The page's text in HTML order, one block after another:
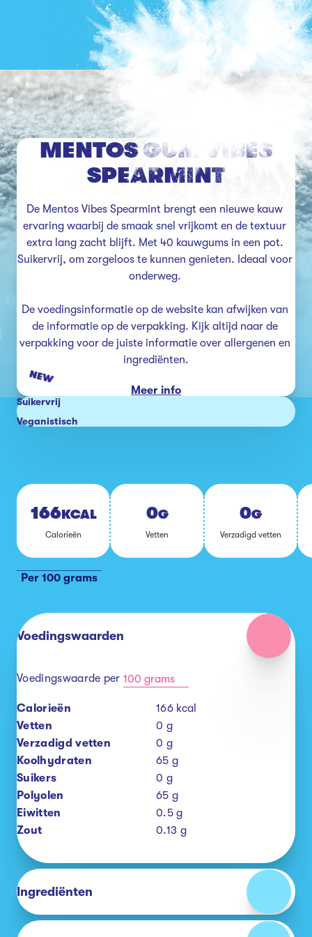
MENTOS GUM VIBES
SPEARMINT
De Mentos Vibes Spearmint brengt een nieuwe kauw
ervaring waarbij de smaak snel vrijkomt en de textuur
extra lang zacht blijft. Met 40 kauwgums in een pot.
Suikervrij, om zorgeloos te kunnen genieten. Ideaal voor
onderweg.
De voedingsinformatie op de website kan afwijken van
de informatie op de verpakking. Kijk altijd naar de
verpakking voor de juiste informatie over allergenen en
ingrediënten.
Meer info
NEW
Suikervrij
Veganistisch
166KCAL
Ca­lo­rie­ën
0G
Vet­ten
0G
Ver­za­digd vet­ten
Per 100 grams
Voedingswaarden
Voedingswaarde per 100 grams
Calorieën 166 kcal
Vetten
0 g
Verzadigd vetten
0 g
Koolhydraten
65 g
Suikers
0 g
Polyolen
65 g
Eiwitten
0.5 g
Zout
0.13 g
Ingrediënten